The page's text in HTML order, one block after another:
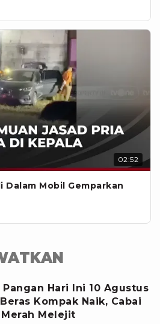
02:52
Dalam Mobil Gemparkan
Pangan Hari Ini 10 Agustus
Kompak Naik, Cabai
Melejit